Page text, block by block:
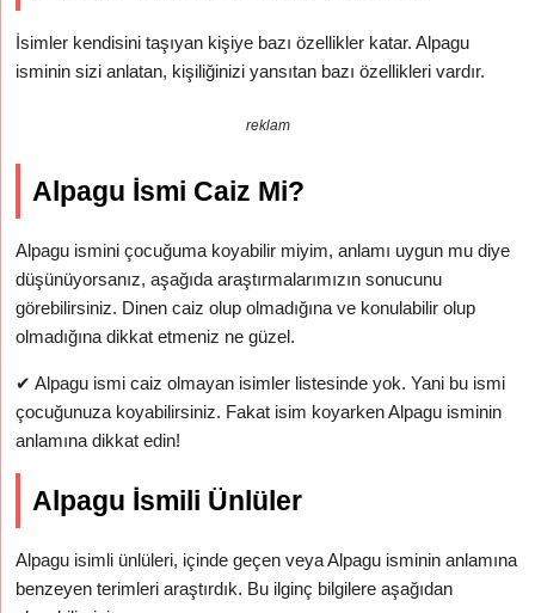
İsimler kendisini taşıyan kişiye bazı özellikler katar. Alpagu
isminin sizi anlatan, kişiliğinizi yansıtan bazı özellikleri vardır.
reklam
Alpagu İsmi Caiz Mi?
Alpagu ismini çocuğuma koyabilir miyim, anlamı uygun mu diye
düşünüyorsanız, aşağıda araştırmalarımızın sonucunu
görebilirsiniz. Dinen caiz olup olmadığına ve konulabilir olup
olmadığına dikkat etmeniz ne güzel.
✔ Alpagu ismi caiz olmayan isimler listesinde yok. Yani bu ismi
çocuğunuza koyabilirsiniz. Fakat isim koyarken Alpagu isminin
anlamına dikkat edin!
Alpagu İsmili Ünlüler
Alpagu isimli ünlüleri, içinde geçen veya Alpagu isminin anlamına
benzeyen terimleri araştırdık. Bu ilginç bilgilere aşağıdan